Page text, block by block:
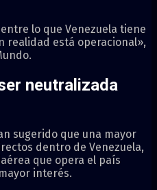
lo que Venezuela tiene
realidad está operacional»,
neutralizada
sugerido que una mayor
dentro de Venezuela,
que opera el país
interés.